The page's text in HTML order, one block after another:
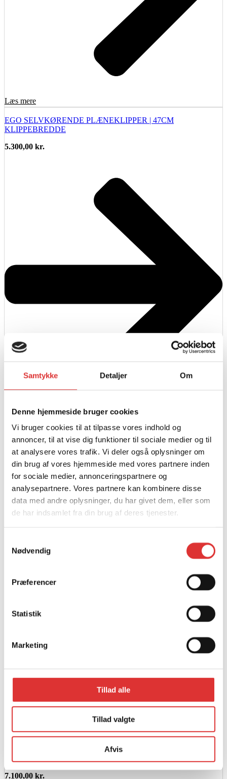
Samtykke Detaljer Om
Denne hjemmeside bruger cookies
Vi bruger cookies til at tilpasse vores indhold og
annoncer, til at vise dig funktioner til sociale medier og til
at analysere vores trafik. Vi deler også oplysninger om
din brug af vores hjemmeside med vores partnere inden
for sociale medier, annonceringspartnere og
analysepartnere. Vores partnere kan kombinere disse
data med andre oplysninger, du har givet dem, eller som
de har indsamlet fra din brug af deres tjenester.
Nødvendig
Præferencer
Statistik
Marketing
Tillad alle
Tillad valgte
Afvis
Læs mere
EGO SELVKØRENDE PLÆNEKLIPPER | 47CM
KLIPPEBREDDE
5.300,00 kr.
Læs mere
EGO SELVKØRENDE PLÆNEKLIPPER | 50CM
KLIPPEBREDDE
6.300,00kr.
Læs mere
EGO SELVKØRENDE PLÆNEKLIPPER | 52CM
KLIPPEBREDDE
7.100,00 kr.